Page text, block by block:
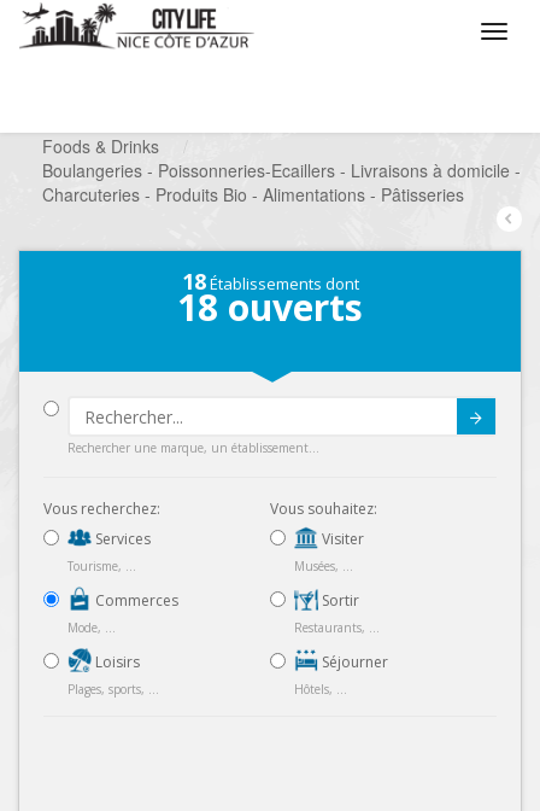
Foods & Drinks
/
Boulangeries - Poissonneries-Ecaillers - Livraisons à domicile -
Charcuteries - Produits Bio - Alimentations - Pâtisseries
18Établissements dont
18 ouverts
Rechercher une marque, un établissement...
Vous recherchez:
Services
Tourisme, ...
Commerces
Mode, ...
Loisirs
Plages, sports, ...
Vous souhaitez:
Visiter
Musées, ...
Sortir
Restaurants, ...
Séjourner
Hôtels, ...